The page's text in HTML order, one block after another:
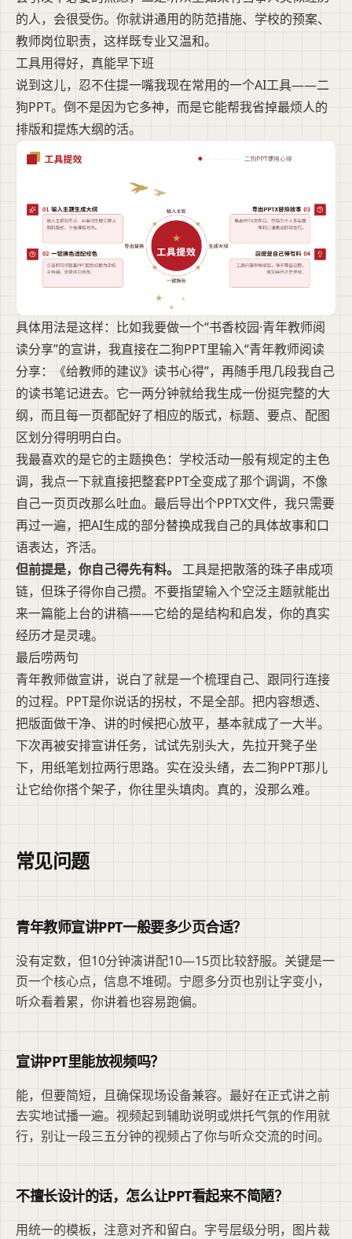
的人，会很受伤。你就讲通用的防范措施、学校的预案、
教师岗位职责，这样既专业又温和。
工具用得好，真能早下班
说到这儿，忍不住提一嘴我现在常用的一个AI工具——二
狗PPT。倒不是因为它多神，而是它能帮我省掉最烦人的
排版和提炼大纲的活。
具体用法是这样：比如我要做一个“书香校园·青年教师阅
读分享”的宣讲，我直接在二狗PPT里输入“青年教师阅读
分享：《给教师的建议》读书心得”，再随手甩几段我自己
的读书笔记进去。它一两分钟就给我生成一份挺完整的大
纲，而且每一页都配好了相应的版式，标题、要点、配图
区划分得明明白白。
我最喜欢的是它的主题换色：学校活动一般有规定的主色
调，我点一下就直接把整套PPT全变成了那个调调，不像
自己一页页改那么吐血。最后导出个PPTX文件，我只需要
再过一遍，把AI生成的部分替换成我自己的具体故事和口
语表达，齐活。
但前提是，你自己得先有料。 工具是把散落的珠子串成项
链，但珠子得你自己攒。不要指望输入个空泛主题就能出
来一篇能上台的讲稿——它给的是结构和启发，你的真实
经历才是灵魂。
最后唠两句
青年教师做宣讲，说白了就是一个梳理自己、跟同行连接
的过程。PPT是你说话的拐杖，不是全部。把内容想透、
把版面做干净、讲的时候把心放平，基本就成了一大半。
下次再被安排宣讲任务，试试先别头大，先拉开凳子坐
下，用纸笔划拉两行思路。实在没头绪，去二狗PPT那儿
让它给你搭个架子，你往里头填肉。真的，没那么难。
常见问题
青年教师宣讲PPT一般要多少页合适？
没有定数，但10分钟演讲配10—15页比较舒服。关键是一
页一个核心点，信息不堆砌。宁愿多分页也别让字变小，
听众看着累，你讲着也容易跑偏。
宣讲PPT里能放视频吗？
能，但要简短，且确保现场设备兼容。最好在正式讲之前
去实地试播一遍。视频起到辅助说明或烘托气氛的作用就
行，别让一段三五分钟的视频占了你与听众交流的时间。
不擅长设计的话，怎么让PPT看起来不简陋？
用统一的模板，注意对齐和留白。字号层级分明，图片裁